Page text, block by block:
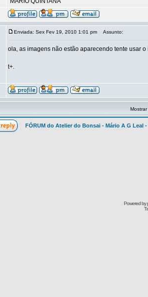
Enviada: Sex Fev 19, 2010 1:01 pm Assunto:
ola, as imagens não estão aparecendo tente usar o
t+.
FÓRUM do Atelier do Bonsai - Mário A G Leal
Powered by